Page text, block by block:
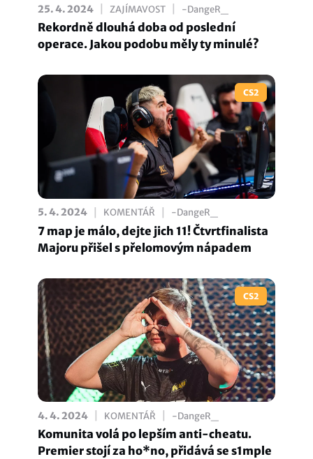
25. 4. 2024 ZAJÍMAVOST -DangeR_
Rekordně dlouhá doba od poslední
operace. Jakou podobu měly ty minulé?
CS2
5. 4. 2024 KOMENTÁŘ -DangeR_
7 map je málo, dejte jich 11! Čtvrtfinalista
Majoru přišel s přelomovým nápadem
CS2
4. 4. 2024 KOMENTÁŘ -DangeR_
Komunita volá po lepším anti-cheatu.
Premier stojí za ho*no, přidává se s1mple